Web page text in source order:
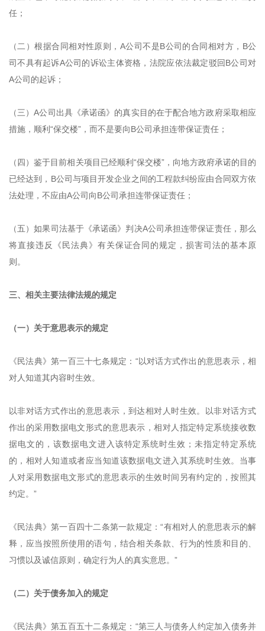
任；
（二）根据合同相对性原则，A公司不是B公司的合同相对方，B公
司不具有起诉A公司的诉讼主体资格，法院应依法裁定驳回B公司对
A公司的起诉；
（三）A公司出具《承诺函》的真实目的在于配合地方政府采取相应
措施，顺利“保交楼”，而不是要向B公司承担连带保证责任；
（四）鉴于目前相关项目已经顺利“保交楼”，向地方政府承诺的目的
已经达到，B公司与项目开发企业之间的工程款纠纷应由合同双方依
法处理，不应由A公司向B公司承担连带保证责任；
（五）如果司法基于《承诺函》判决A公司承担连带保证责任，那么
将直接违反《民法典》有关保证合同的规定，损害司法的基本原
则。
三、相关主要法律法规的规定
（一）关于意思表示的规定
《民法典》第一百三十七条规定：“以对话方式作出的意思表示，相
对人知道其内容时生效。
以非对话方式作出的意思表示，到达相对人时生效。以非对话方式
作出的采用数据电文形式的意思表示，相对人指定特定系统接收数
据电文的，该数据电文进入该特定系统时生效；未指定特定系统
的，相对人知道或者应当知道该数据电文进入其系统时生效。当事
人对采用数据电文形式的意思表示的生效时间另有约定的，按照其
约定。”
《民法典》第一百四十二条第一款规定：“有相对人的意思表示的解
释，应当按照所使用的语句，结合相关条款、行为的性质和目的、
习惯以及诚信原则，确定行为人的真实意思。”
（二）关于债务加入的规定
《民法典》第五百五十二条规定：“第三人与债务人约定加入债务并